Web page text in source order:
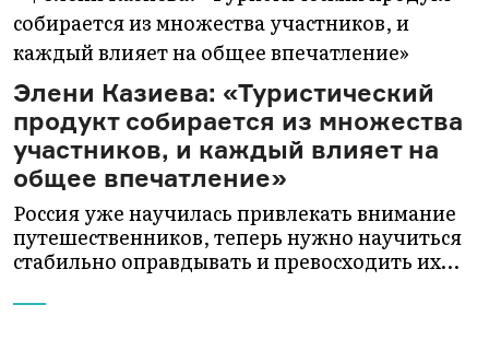
Элени Казиева: «Туристический
продукт собирается из множества
участников, и каждый влияет на
общее впечатление»
Россия уже научилась привлекать внимание
путешественников, теперь нужно научиться
стабильно оправдывать и превосходить их…